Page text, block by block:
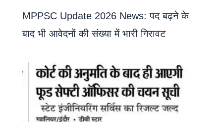
MPPSC Update 2026 News: पद बढ़ने के
बाद भी आवेदनों की संख्या में भारी गिरावट